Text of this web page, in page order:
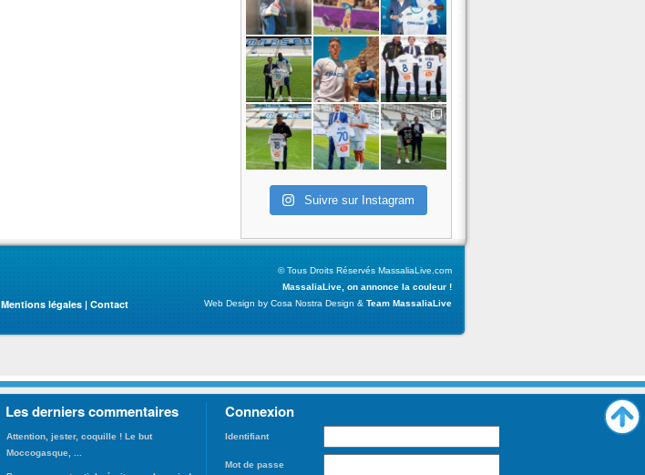
Suivre sur Instagram
Mentions légales | Contact
© Tous Droits Réservés MassaliaLive.com
MassaliaLive, on annonce la couleur !
Web Design by Cosa Nostra Design & Team MassaliaLive
Les derniers commentaires
Moccogasque, ...
Connexion
Identifiant
Mot de passe